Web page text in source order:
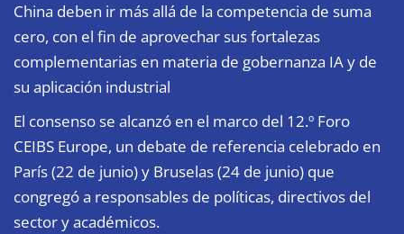
China deben ir más allá de la competencia de suma
cero, con el fin de aprovechar sus fortalezas
complementarias en materia de gobernanza IA y de
su aplicación industrial
El consenso se alcanzó en el marco del 12.º Foro
CEIBS Europe, un debate de referencia celebrado en
París (22 de junio) y Bruselas (24 de junio) que
congregó a responsables de políticas, directivos del
sector y académicos.